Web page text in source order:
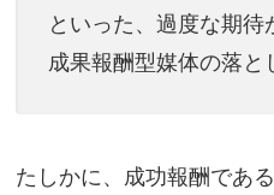
といった、過度な期待
成果報酬型媒体の落と
たしかに、成功報酬であ